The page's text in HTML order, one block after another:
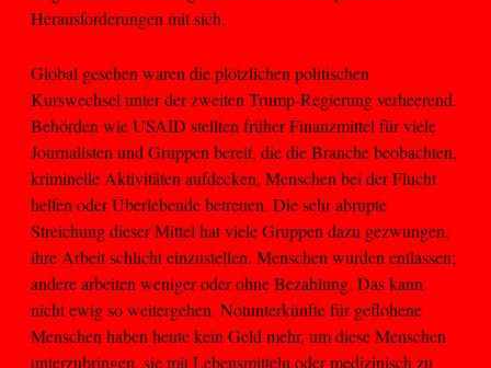
Herausforderungen mit sich.
Global gesehen waren die plötzlichen politischen
Kurswechsel unter der zweiten Trump-Regierung verheerend.
Behörden wie USAID stellten früher Finanzmittel für viele
Journalisten und Gruppen bereit, die die Branche beobachten,
kriminelle Aktivitäten aufdecken, Menschen bei der Flucht
helfen oder Überlebende betreuen. Die sehr abrupte
Streichung dieser Mittel hat viele Gruppen dazu gezwungen,
ihre Arbeit schlicht einzustellen. Menschen wurden entlassen;
andere arbeiten weniger oder ohne Bezahlung. Das kann
nicht ewig so weitergehen. Notunterkünfte für geflohene
Menschen haben heute kein Geld mehr, um diese Menschen
unterzubringen, sie mit Lebensmitteln oder medizinisch zu